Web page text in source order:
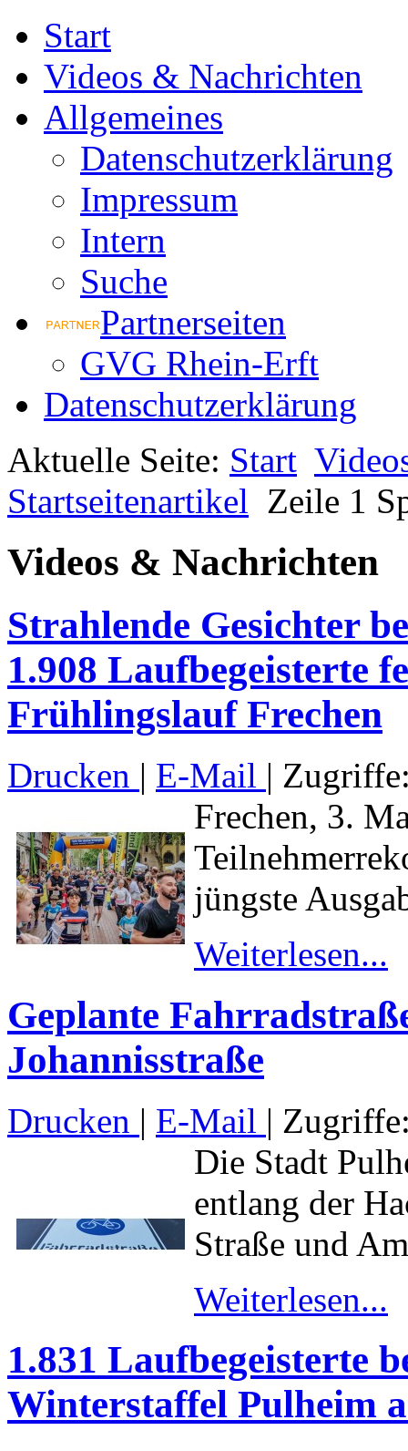
Start
Videos & Nachrichten
Allgemeines
Datenschutzerklärung
Impressum
Intern
Suche
Partnerseiten
GVG Rhein-Erft
Datenschutzerklärung
Aktuelle Seite: Start
Startseitenartikel Zeile 1
Videos & Nachrichten
Strahlende Gesichter
1.908 Laufbegeisterte
Frühlingslauf Frechen
Drucken | E-Mail |
Frechen, 3.
jüngste
Weiterlesen...
Geplante
Johannisstraße
Drucken | E-Mail |
Die Stadt
entlang der
Straße und
Weiterlesen...
1.831 Laufbegeisterte
Winterstaffel Pulheim